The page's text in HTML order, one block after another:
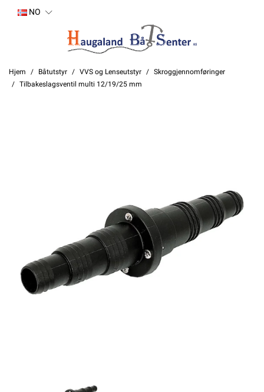
NO
Hjem Båtutstyr VVS og Lenseutstyr
Skroggjennomføringer
Tilbakeslagsventil multi 12/19/25 mm